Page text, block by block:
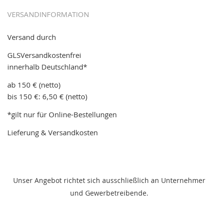
VERSANDINFORMATION
Versand durch
GLSVersandkostenfrei
innerhalb Deutschland*
ab 150 € (netto)
bis 150 €: 6,50 € (netto)
*gilt nur für Online-Bestellungen
Lieferung & Versandkosten
Unser Angebot richtet sich ausschließlich an Unternehmer
und Gewerbetreibende.